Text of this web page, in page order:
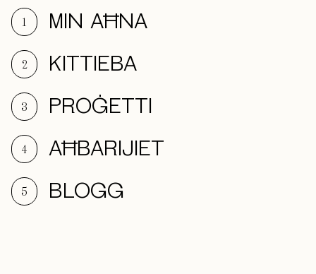
1 MIN AĦNA
2 KITTIEBA
3 PROĠETTI
4 AĦBARIJIET
5 BLOGG